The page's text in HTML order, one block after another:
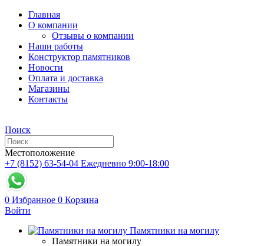
Главная
О компании
Отзывы о компании
Наши работы
Конструктор памятников
Новости
Оплата и доставка
Магазины
Контакты
Поиск
Местоположение
+7 (8152) 63-54-04 Ежедневно 9:00-18:00
0 Избранное 0 Корзина
Войти
Памятники на могилу
Памятники на могилу